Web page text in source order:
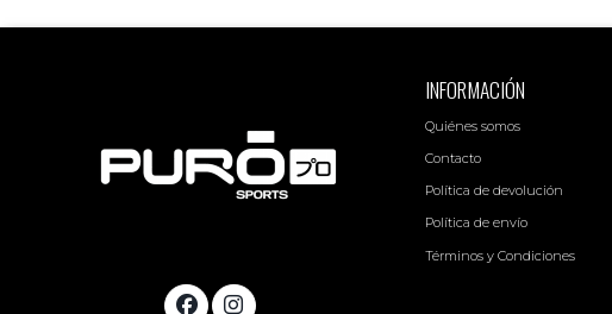
INFORMACIÓN
Quiénes somos
Contacto
Política de devolución
Política de envío
Términos y Condiciones